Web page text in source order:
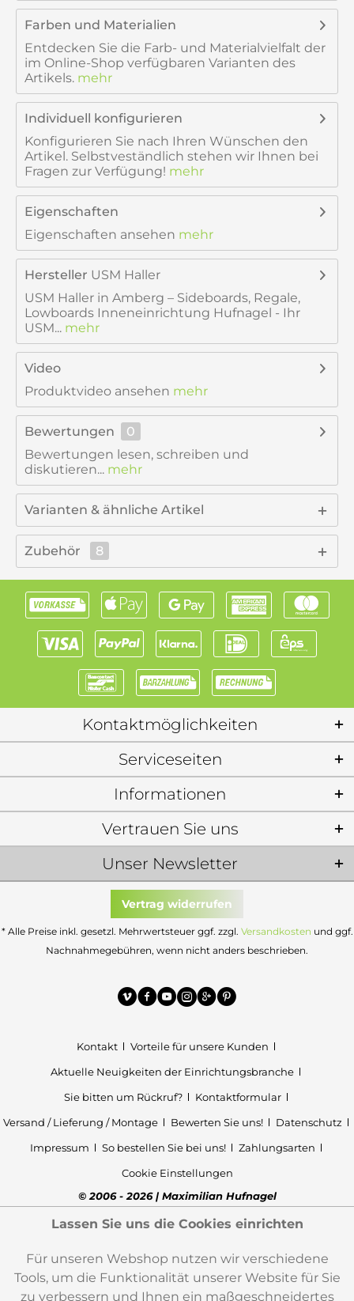
Farben und Materialien
Entdecken Sie die Farb- und Materialvielfalt der
im Online-Shop verfügbaren Varianten des
Artikels. mehr
Individuell konfigurieren
Konfigurieren Sie nach Ihren Wünschen den
Artikel. Selbstveständlich stehen wir Ihnen bei
Fragen zur Verfügung! mehr
Eigenschaften
Eigenschaften ansehen mehr
Hersteller USM Haller
USM Haller in Amberg – Sideboards, Regale,
Lowboards Inneneinrichtung Hufnagel - Ihr
USM... mehr
Video
Produktvideo ansehen mehr
Bewertungen
0
Bewertungen lesen, schreiben und
diskutieren... mehr
Varianten & ähnliche Artikel
Zubehör 8
Kontaktmöglichkeiten
Serviceseiten
Informationen
Unser Newsletter
Vertrauen Sie uns
Vertrag widerrufen
* Alle Preise inkl. gesetzl. Mehrwertsteuer ggf. zzgl. Versandkosten und ggf.
Nachnahmegebühren, wenn nicht anders beschrieben.
Kontakt
Vorteile für unsere Kunden
Aktuelle Neuigkeiten der Einrichtungsbranche
Sie bitten um Rückruf?
Kontaktformular
Versand / Lieferung / Montage
Bewerten Sie uns!
Datenschutz
Impressum
So bestellen Sie bei uns!
Zahlungsarten
Cookie Einstellungen
© 2006 - 2026 | Maximilian Hufnagel
Lassen Sie uns die Cookies einrichten
Für unseren Webshop nutzen wir verschiedene
Tools, um die Funktionalität unserer Website für Sie
zu verbessern und Ihnen ein maßgeschneidertes